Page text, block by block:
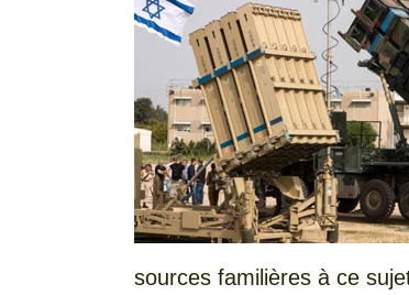
sources familières à ce